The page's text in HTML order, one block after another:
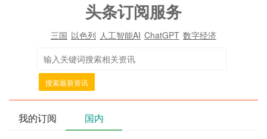
头条订阅服务
三国 以色列 人工智能AI ChatGPT 数字经济
搜索最新资讯
我的订阅 国内